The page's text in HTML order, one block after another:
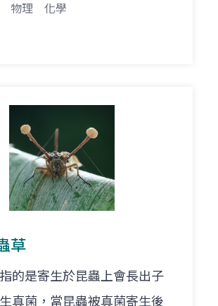
物理 化學
草
指的是寄生於昆蟲上會長出子
真菌，當昆蟲被真菌寄生後